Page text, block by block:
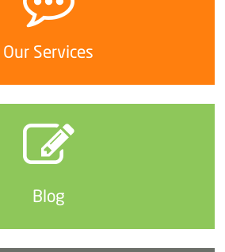
Our Services
Blog